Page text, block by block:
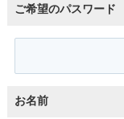
ご希望のパスワード
お名前